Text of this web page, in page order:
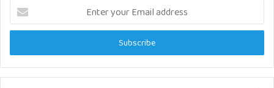
Enter
your
Email